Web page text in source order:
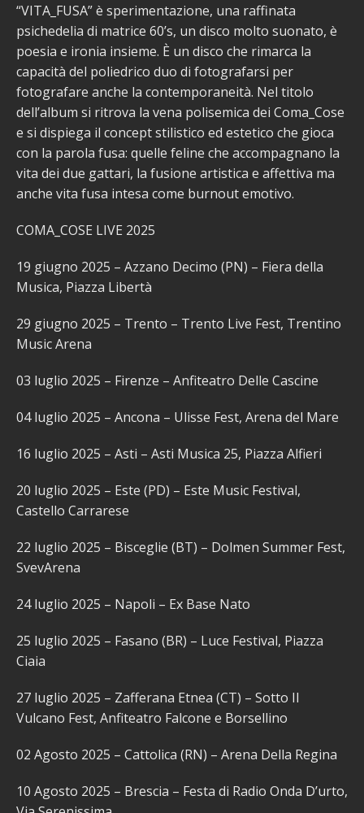
“VITA_FUSA” è sperimentazione, una raffinata
psichedelia di matrice 60’s, un disco molto suonato, è
poesia e ironia insieme. È un disco che rimarca la
capacità del poliedrico duo di fotografarsi per
fotografare anche la contemporaneità. Nel titolo
dell’album si ritrova la vena polisemica dei Coma_Cose
e si dispiega il concept stilistico ed estetico che gioca
con la parola fusa: quelle feline che accompagnano la
vita dei due gattari, la fusione artistica e affettiva ma
anche vita fusa intesa come burnout emotivo.
COMA_COSE LIVE 2025
19 giugno 2025 – Azzano Decimo (PN) – Fiera della
Musica, Piazza Libertà
29 giugno 2025 – Trento – Trento Live Fest, Trentino
Music Arena
03 luglio 2025 – Firenze – Anfiteatro Delle Cascine
04 luglio 2025 – Ancona – Ulisse Fest, Arena del Mare
16 luglio 2025 – Asti – Asti Musica 25, Piazza Alfieri
20 luglio 2025 – Este (PD) – Este Music Festival,
Castello Carrarese
22 luglio 2025 – Bisceglie (BT) – Dolmen Summer Fest,
SvevArena
24 luglio 2025 – Napoli – Ex Base Nato
25 luglio 2025 – Fasano (BR) – Luce Festival, Piazza
Ciaia
27 luglio 2025 – Zafferana Etnea (CT) – Sotto Il
Vulcano Fest, Anfiteatro Falcone e Borsellino
02 Agosto 2025 – Cattolica (RN) – Arena Della Regina
10 Agosto 2025 – Brescia – Festa di Radio Onda D’urto,